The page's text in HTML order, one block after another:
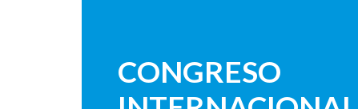
CONGRESO